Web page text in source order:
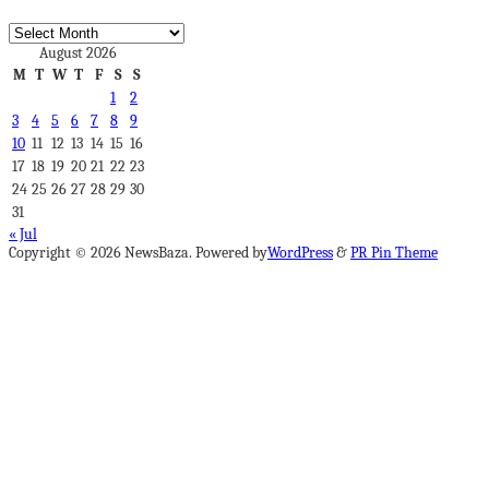
Archives
August 2026
M T W T F S
S
1
2
3
4 5 6 7 8
9
10 11 12 13 14 15 16
17 18 19 20 21 22 23
24 25 26 27 28 29 30
31
« Jul
Copyright © 2026 NewsBaza. Powered byWordPress&PR Pin Theme